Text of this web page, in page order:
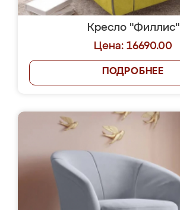
Кресло "Филлис"
Цена: 16690.00
ПОДРОБНЕЕ